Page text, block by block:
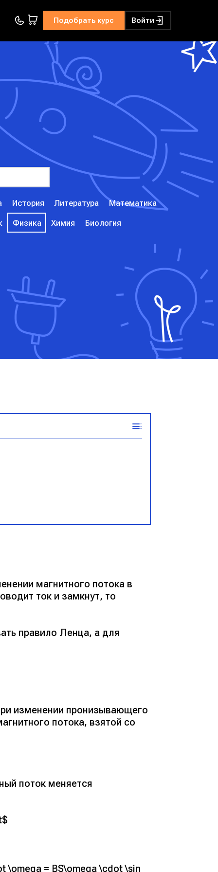
Подобрать курс Войти
История Литература Математика
Физика Химия Биология
магнитного потока в
ток и замкнут, то
правило Ленца, а для
изменении пронизывающего
потока, взятой со
поток меняется
\omega = BS\omega \cdot \sin